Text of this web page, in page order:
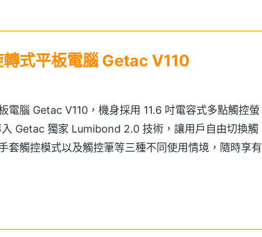
式平板電腦 Getac V110
電腦 Getac V110，機身採用 11.6 吋電容式多點觸控螢
Getac 獨家 Lumibond 2.0 技術，讓用戶自由切換觸
套觸控模式以及觸控筆等三種不同使用情境，隨時享有
選配數位式觸控面板。
，內建 Intel Core i5-5200U, 2.2GHz（up to